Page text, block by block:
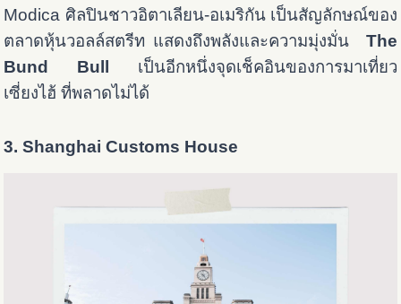
Modica ศิลปินชาวอิตาเลียน-อเมริกัน เป็นสัญลักษณ์ของ
ตลาดหุ้นวอลล์สตรีท แสดงถึงพลังและความมุ่งมั่น
The
Bund Bull เป็นอีกหนึ่งจุดเช็คอินของการมาเที่ยว
เซี่ยงไฮ้ ที่พลาดไม่ได้
3. Shanghai Customs House